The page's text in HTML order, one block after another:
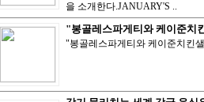
을 소개한다.JANUARY'S ..
"봉골레스파게티와 케이준치
"봉골레스파게티와 케이준치킨